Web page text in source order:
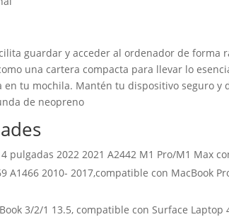
guardar y acceder al ordenador de forma
una cartera compacta para llevar lo
en tu mochila. Mantén tu dispositivo seguro y
de neopreno
pulgadas 2022 2021 A2442 M1 Pro/M1 Max
A1466 2010- 2017,compatible con MacBook
Book 3/2/1 13.5, compatible con Surface Laptop